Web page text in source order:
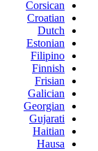
Corsican
Croatian
Dutch
Estonian
Filipino
Finnish
Frisian
Galician
Georgian
Gujarati
Haitian
Hausa